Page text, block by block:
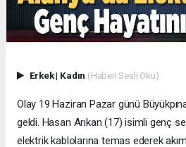
Erkek| Kadın (Haberi Sesli Oku)
Olay 19 Haziran Pazar günü
geldi. Hasan Arıkan (17) isimli genç
elektrik kablolarına temas ederek